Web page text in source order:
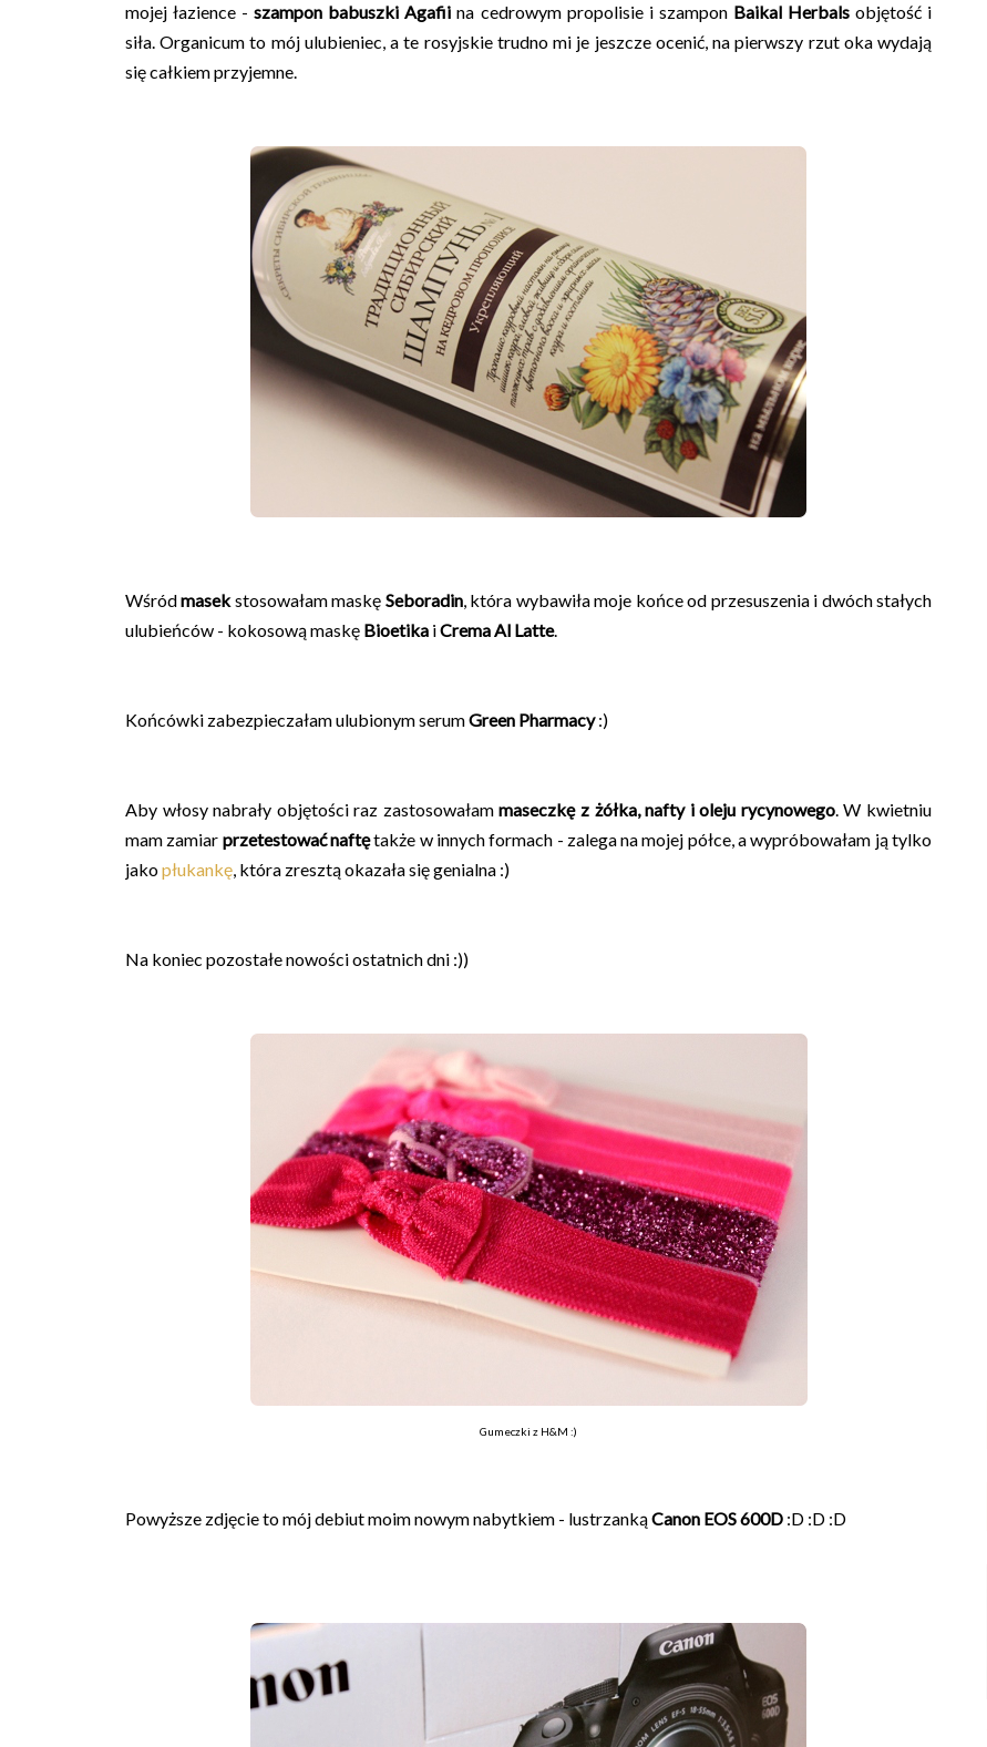
mojej łazience -szampon babuszki Agafii na cedrowym propolisie i szampon Baikal Herbalsobjętość i
siła. Organicum to mój ulubieniec, a te rosyjskie trudno mi je jeszcze ocenić, na pierwszy rzut oka wydają
się całkiem przyjemne.
Wśródmasekstosowałam maskę Seboradin, która wybawiła moje końce od przesuszenia i dwóch stałych
ulubieńców - kokosową maskę Bioetika iCrema Al Latte.
Końcówki zabezpieczałam ulubionym serumGreen Pharmacy:)
Aby włosy nabrały objętości raz zastosowałammaseczkę z żółka, nafty i oleju rycynowego. W kwietniu
mam zamiar przetestować naftętakże w innych formach - zalega na mojej półce, a wypróbowałam ją tylko
jakopłukankę, która zresztą okazała się genialna :)
Na koniec pozostałe nowości ostatnich dni :))
Gumeczki z H&M :)
Powyższe zdjęcie to mój debiut moim nowym nabytkiem - lustrzankąCanon EOS 600D :D :D :D